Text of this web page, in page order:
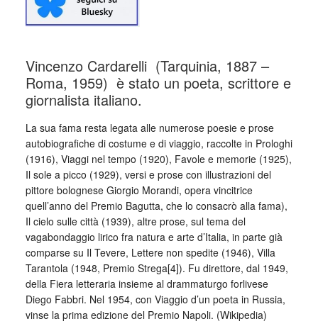
Vincenzo Cardarelli (Tarquinia, 1887 –
Roma, 1959) è stato un poeta, scrittore e
giornalista italiano.
La sua fama resta legata alle numerose poesie e prose
autobiografiche di costume e di viaggio, raccolte in Prologhi
(1916), Viaggi nel tempo (1920), Favole e memorie (1925),
Il sole a picco (1929), versi e prose con illustrazioni del
pittore bolognese Giorgio Morandi, opera vincitrice
quell’anno del Premio Bagutta, che lo consacrò alla fama),
Il cielo sulle città (1939), altre prose, sul tema del
vagabondaggio lirico fra natura e arte d’Italia, in parte già
comparse su Il Tevere, Lettere non spedite (1946), Villa
Tarantola (1948, Premio Strega[4]). Fu direttore, dal 1949,
della Fiera letteraria insieme al drammaturgo forlivese
Diego Fabbri. Nel 1954, con Viaggio d’un poeta in Russia,
vinse la prima edizione del Premio Napoli. (Wikipedia)